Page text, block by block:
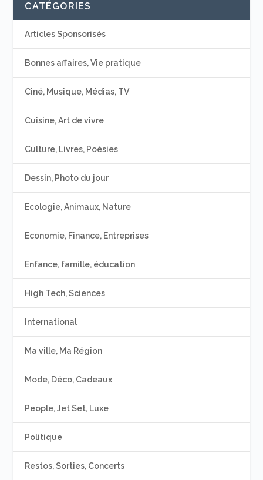
CATÉGORIES
Articles Sponsorisés
Bonnes affaires, Vie pratique
Ciné, Musique, Médias, TV
Cuisine, Art de vivre
Culture, Livres, Poésies
Dessin, Photo du jour
Ecologie, Animaux, Nature
Economie, Finance, Entreprises
Enfance, famille, éducation
High Tech, Sciences
International
Ma ville, Ma Région
Mode, Déco, Cadeaux
People, Jet Set, Luxe
Politique
Restos, Sorties, Concerts